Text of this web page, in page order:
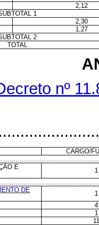
2,12
1
2,30
1,27
2
TOTAL
nº
CARGO/
E
1
DE
1
4
1